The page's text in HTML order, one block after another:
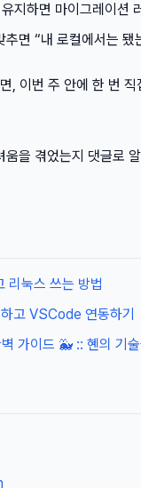
하면 마이그레이션
면 “내 로컬에서는 됐
이번 주 안에 한 번
을 겪었는지 댓글로
리눅스 쓰는 방법
고 VSCode 연동하기
가이드 🐳 :: 혠의 기